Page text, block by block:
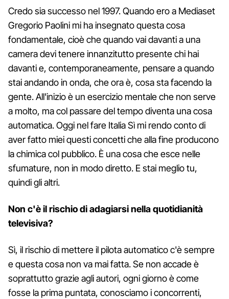
Credo sia successo nel 1997. Quando ero a Mediaset
Gregorio Paolini mi ha insegnato questa cosa
fondamentale, cioè che quando vai davanti a una
camera devi tenere innanzitutto presente chi hai
davanti e, contemporaneamente, pensare a quando
stai andando in onda, che ora è, cosa sta facendo la
gente. All'inizio è un esercizio mentale che non serve
a molto, ma col passare del tempo diventa una cosa
automatica. Oggi nel fare Italia Sì mi rendo conto di
aver fatto miei questi concetti che alla fine producono
la chimica col pubblico. È una cosa che esce nelle
sfumature, non in modo diretto. E stai meglio tu,
quindi gli altri.
Non c'è il rischio di adagiarsi nella quotidianità
televisiva?
Sì, il rischio di mettere il pilota automatico c'è sempre
e questa cosa non va mai fatta. Se non accade è
soprattutto grazie agli autori, ogni giorno è come
fosse la prima puntata, conosciamo i concorrenti,